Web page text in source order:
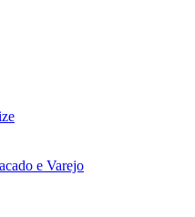
e Varejo